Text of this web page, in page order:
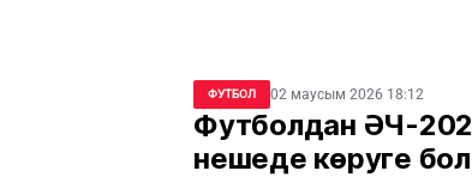
ФУТБОЛ 02 маусым 2026 18:12
Футболдан ӘЧ-
нешеде көруге